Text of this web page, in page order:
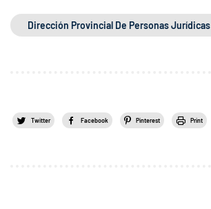
Dirección Provincial De Personas Jurídicas
Twitter Facebook Pinterest Print